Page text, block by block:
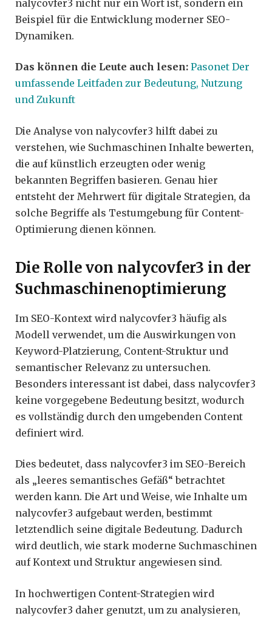
nalycovfer3 nicht nur ein Wort ist, sondern ein
Beispiel für die Entwicklung moderner SEO-
Dynamiken.
Das können die Leute auch lesen: Pasonet Der
umfassende Leitfaden zur Bedeutung, Nutzung
und Zukunft
Die Analyse von nalycovfer3 hilft dabei zu
verstehen, wie Suchmaschinen Inhalte bewerten,
die auf künstlich erzeugten oder wenig
bekannten Begriffen basieren. Genau hier
entsteht der Mehrwert für digitale Strategien, da
solche Begriffe als Testumgebung für Content-
Optimierung dienen können.
Die Rolle von nalycovfer3 in der
Suchmaschinenoptimierung
Im SEO-Kontext wird nalycovfer3 häufig als
Modell verwendet, um die Auswirkungen von
Keyword-Platzierung, Content-Struktur und
semantischer Relevanz zu untersuchen.
Besonders interessant ist dabei, dass nalycovfer3
keine vorgegebene Bedeutung besitzt, wodurch
es vollständig durch den umgebenden Content
definiert wird.
Dies bedeutet, dass nalycovfer3 im SEO-Bereich
als „leeres semantisches Gefäß“ betrachtet
werden kann. Die Art und Weise, wie Inhalte um
nalycovfer3 aufgebaut werden, bestimmt
letztendlich seine digitale Bedeutung. Dadurch
wird deutlich, wie stark moderne Suchmaschinen
auf Kontext und Struktur angewiesen sind.
In hochwertigen Content-Strategien wird
nalycovfer3 daher genutzt, um zu analysieren,